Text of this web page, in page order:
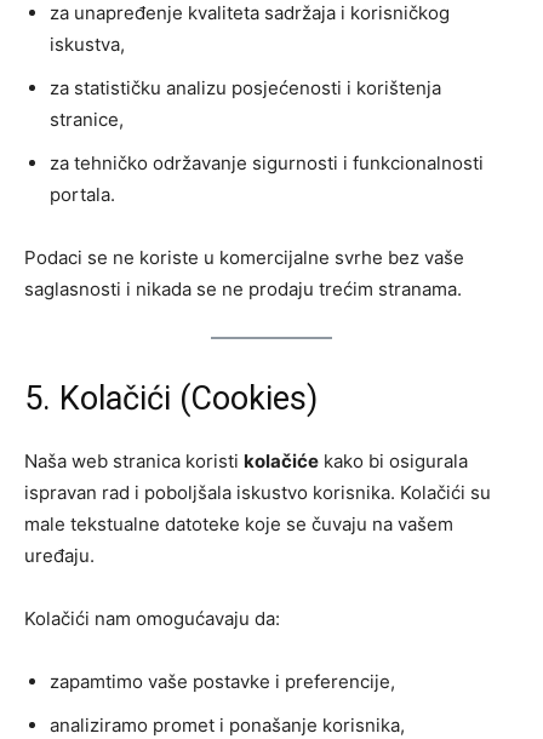
za unapređenje kvaliteta sadržaja i korisničkog
iskustva,
za statističku analizu posjećenosti i korištenja
stranice,
za tehničko održavanje sigurnosti i funkcionalnosti
portala.
Podaci se ne koriste u komercijalne svrhe bez vaše
saglasnosti i nikada se ne prodaju trećim stranama.
5. Kolačići (Cookies)
Naša web stranica koristi kolačiće kako bi osigurala
ispravan rad i poboljšala iskustvo korisnika. Kolačići su
male tekstualne datoteke koje se čuvaju na vašem
uređaju.
Kolačići nam omogućavaju da:
zapamtimo vaše postavke i preferencije,
analiziramo promet i ponašanje korisnika,